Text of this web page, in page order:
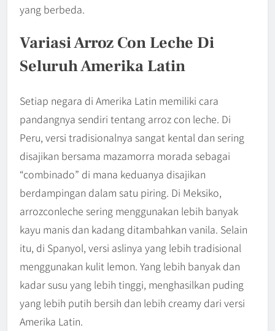
yang berbeda.
Variasi Arroz Con Leche Di
Seluruh Amerika Latin
Setiap negara di Amerika Latin memiliki cara
pandangnya sendiri tentang arroz con leche. Di
Peru, versi tradisionalnya sangat kental dan sering
disajikan bersama mazamorra morada sebagai
“combinado” di mana keduanya disajikan
berdampingan dalam satu piring. Di Meksiko,
arrozconleche sering menggunakan lebih banyak
kayu manis dan kadang ditambahkan vanila. Selain
itu, di Spanyol, versi aslinya yang lebih tradisional
menggunakan kulit lemon. Yang lebih banyak dan
kadar susu yang lebih tinggi, menghasilkan puding
yang lebih putih bersih dan lebih creamy dari versi
Amerika Latin.